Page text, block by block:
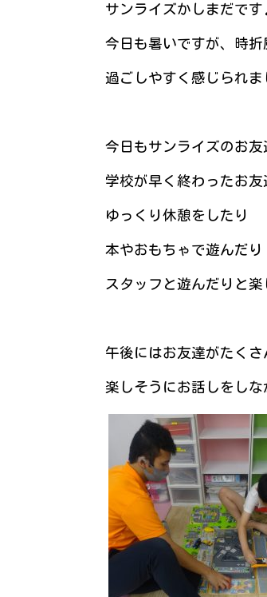
サンライズかしまだで
今日も暑いですが、時
過ごしやすく感じられ
今日もサンライズのお
学校が早く終わったお
ゆっくり休憩をしたり
本やおもちゃで遊んだり
スタッフと遊んだりと
午後にはお友達がたく
楽しそうにお話しをし